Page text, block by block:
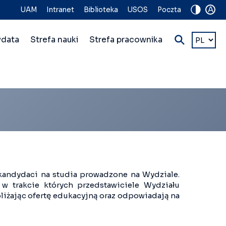
A
UAM Intranet Biblioteka USOS Poczta
Strefa nauki Strefa pracownika
Wybierz
język
na studia prowadzone na Wydziale.
trakcie których przedstawiciele Wydziału
ofertę edukacyjną oraz odpowiadają na